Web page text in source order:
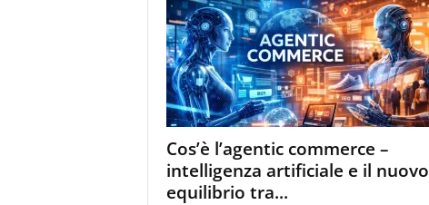
Cos’è l’agentic commerce –
intelligenza artificiale e il nuovo
equilibrio tra...